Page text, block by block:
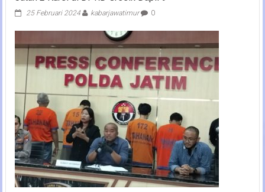
25 Februari 2024 kabarjawatimur 0